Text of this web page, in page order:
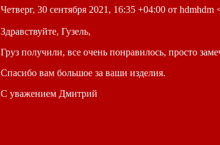
Четверг, 30 сентября 2021, 16:35 +04:00 от hdmhdm
Здравствуйте, Гузель,
Груз получили, все очень понравилось, просто
Спасибо вам большое за ваши изделия.
С уважением Дмитрий